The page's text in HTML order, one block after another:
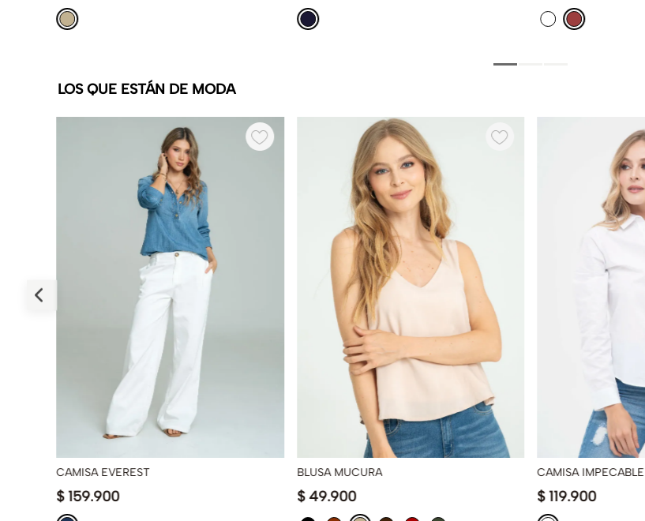
LOS QUE ESTÁN DE MODA
CAMISA EVEREST
$ 159.900
BLUSA MUCURA
$ 49.900
CAMISA IMPECABLE
$ 119.900